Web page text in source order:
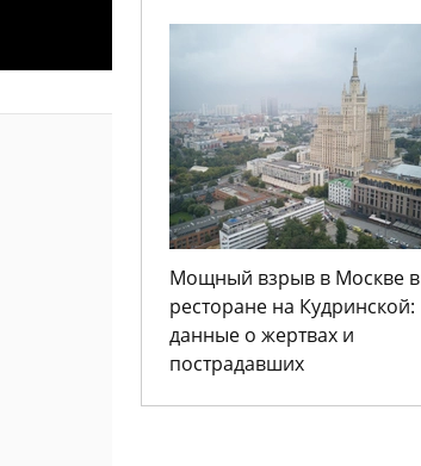
Мощный взрыв в Москве в
ресторане на Кудринской:
данные о жертвах и
пострадавших